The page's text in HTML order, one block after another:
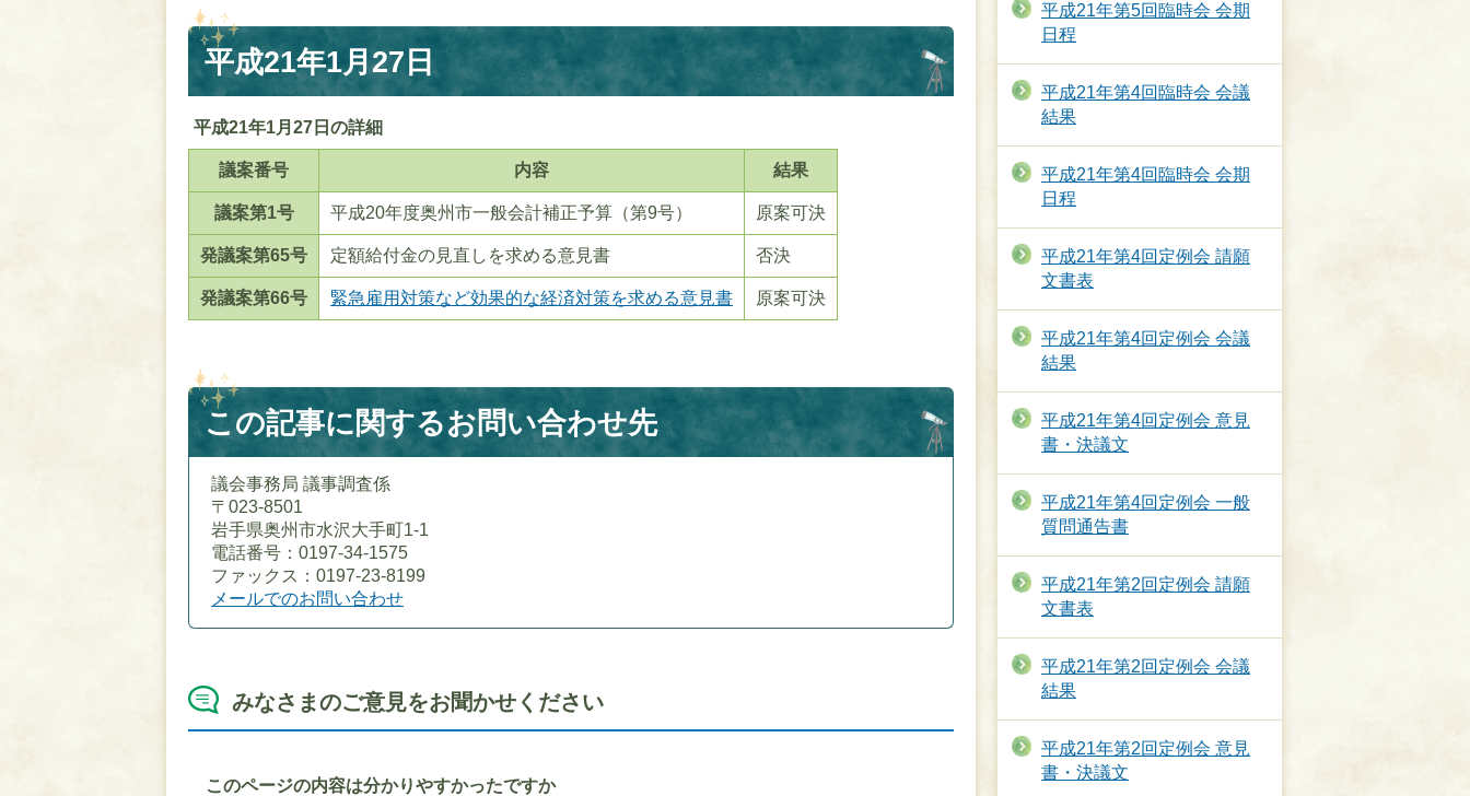
平成21年1月27日
平成21年1月27日の詳細
議案番号 内容 結果
議案第1号 平成20年度奥州市一般会計補正予算（第9号） 原案可決
発議案第65号 定額給付金の見直しを求める意見書 否決
発議案第66号 緊急雇用対策など効果的な経済対策を求める意見書 原案可決
この記事に関するお問い合わせ先
議会事務局 議事調査係
〒023-8501
岩手県奥州市水沢大手町1-1
電話番号：0197-34-1575
ファックス：0197-23-8199
メールでのお問い合わせ
みなさまのご意見をお聞かせください
このページの内容は分かりやすかったですか
平成21年第5回臨時会 会期
日程
平成21年第4回臨時会 会議
結果
平成21年第4回臨時会 会期
日程
平成21年第4回定例会 請願
文書表
平成21年第4回定例会 会議
結果
平成21年第4回定例会 意見
書・決議文
平成21年第4回定例会 一般
質問通告書
平成21年第2回定例会 請願
文書表
平成21年第2回定例会 会議
結果
平成21年第2回定例会 意見
書・決議文